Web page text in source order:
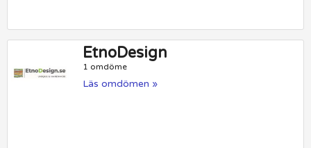
EtnoDesign
1 omdöme
Läs omdömen »